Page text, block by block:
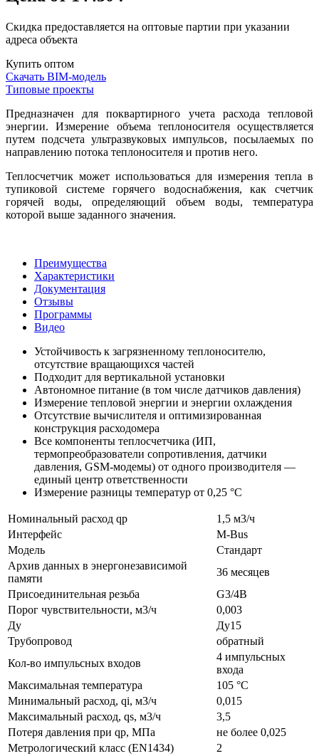
Скидка предоставляется на оптовые партии при указании
адреса объекта
Купить оптом
Скачать BIM-модель
Типовые проекты
Предназначен для поквартирного учета расхода тепловой
энергии. Измерение объема теплоносителя осуществляется
путем подсчета ультразвуковых импульсов, посылаемых по
направлению потока теплоносителя и против него.
Теплосчетчик может использоваться для измерения тепла в
тупиковой системе горячего водоснабжения, как счетчик
горячей воды, определяющий объем воды, температура
которой выше заданного значения.
Преимущества
Характеристики
Документация
Отзывы
Программы
Видео
Устойчивость к загрязненному теплоносителю,
отсутствие вращающихся частей
Подходит для вертикальной установки
Автономное питание (в том числе датчиков давления)
Измерение тепловой энергии и энергии охлаждения
Отсутствие вычислителя и оптимизированная
конструкция расходомера
Все компоненты теплосчетчика (ИП,
термопреобразователи сопротивления, датчики
давления, GSM-модемы) от одного производителя —
единый центр ответственности
Измерение разницы температур от 0,25 °С
Номинальный расход qp
1,5 м3/ч
Интерфейс
M-Bus
Модель
Стандарт
Архив данных в энергонезависимой
памяти
36 месяцев
Присоединительная резьба
G3/4B
Порог чувствительности, м3/ч
0,003
Ду
Ду15
Трубопровод
обратный
Кол-во импульсных входов
4 импульсных
входа
Максимальная температура
105 °C
Минимальный расход, qi, м3/ч
0,015
Максимальный расход, qs, м3/ч
3,5
Потеря давления при qp, МПа
не более 0,025
Метрологический класс (EN1434)
2